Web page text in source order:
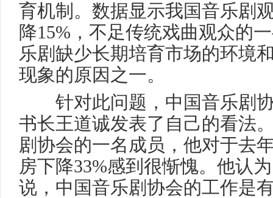
育机制。数据显示我国音乐剧
降15%，不足传统戏曲观众的
乐剧缺少长期培育市场的环境
现象的原因之一。
针对此问题，中国音乐剧协
书长王道诚发表了自己的看法
剧协会的一名成员，他对于去
房下降33%感到很惭愧。他认
说，中国音乐剧协会的工作是